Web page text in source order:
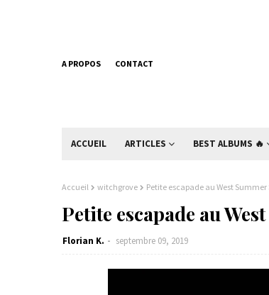
A PROPOS CONTACT
ACCUEIL ARTICLES BEST ALBUMS 🔥
Accueil witchgrove Petite escapade au West Summer
Petite escapade au
Florian K. septembre 09, 2019